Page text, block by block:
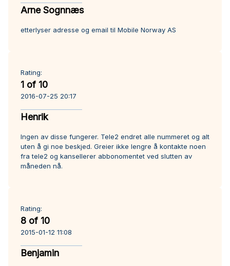
Arne Sognnæs
etterlyser adresse og email til Mobile Norway AS
Rating:
1 of 10
2016-07-25 20:17
Henrik
Ingen av disse fungerer. Tele2 endret alle nummeret og alt
uten å gi noe beskjed. Greier ikke lengre å kontakte noen
fra tele2 og kansellerer abbonomentet ved slutten av
måneden nå.
Rating:
8 of 10
2015-01-12 11:08
Benjamin